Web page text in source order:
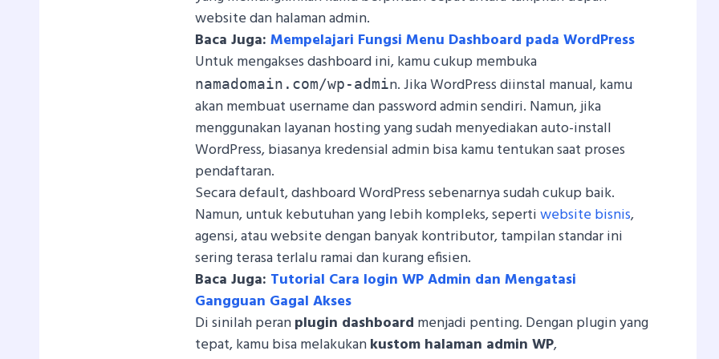
website dan halaman admin.
Baca Juga: Mempelajari Fungsi Menu Dashboard pada WordPress
Untuk mengakses dashboard ini, kamu cukup membuka
namadomain.com/wp-admin. Jika WordPress diinstal manual, kamu
akan membuat username dan password admin sendiri. Namun, jika
menggunakan layanan hosting yang sudah menyediakan auto-install
WordPress, biasanya kredensial admin bisa kamu tentukan saat proses
pendaftaran.
Secara default, dashboard WordPress sebenarnya sudah cukup baik.
Namun, untuk kebutuhan yang lebih kompleks, sepertiwebsite bisnis,
agensi, atau website dengan banyak kontributor, tampilan standar ini
sering terasa terlalu ramai dan kurang efisien.
Baca Juga: Tutorial Cara login WP Admin dan Mengatasi
Gangguan Gagal Akses
Di sinilah peranplugin dashboard menjadi penting. Dengan plugin yang
tepat, kamu bisa melakukankustom halaman admin WP,